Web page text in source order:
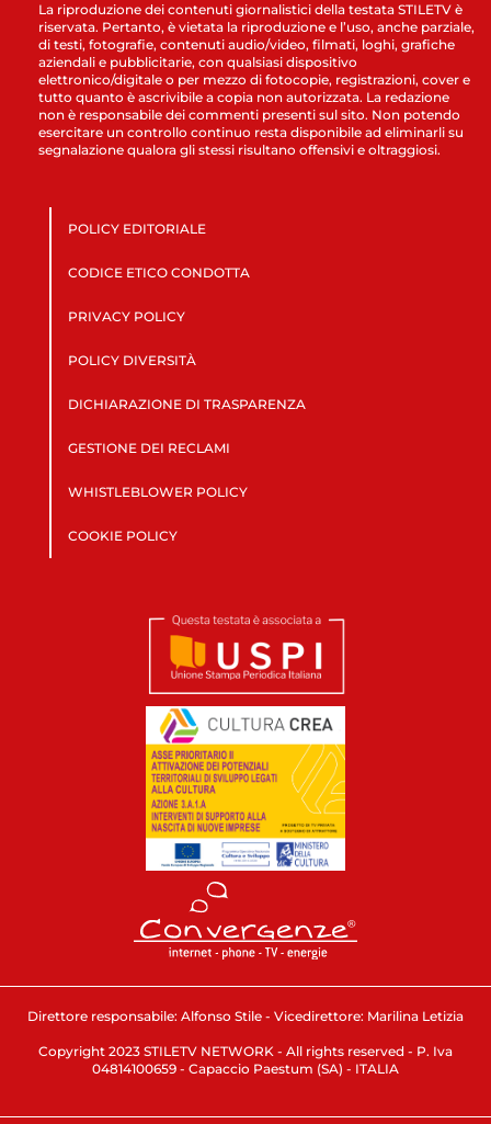
La riproduzione dei contenuti giornalistici della testata STILETV è
riservata. Pertanto, è vietata la riproduzione e l’uso, anche parziale,
di testi, fotografie, contenuti audio/video, filmati, loghi, grafiche
aziendali e pubblicitarie, con qualsiasi dispositivo
elettronico/digitale o per mezzo di fotocopie, registrazioni, cover e
tutto quanto è ascrivibile a copia non autorizzata. La redazione
non è responsabile dei commenti presenti sul sito. Non potendo
esercitare un controllo continuo resta disponibile ad eliminarli su
segnalazione qualora gli stessi risultano offensivi e oltraggiosi.
POLICY EDITORIALE
CODICE ETICO CONDOTTA
PRIVACY POLICY
POLICY DIVERSITÀ
DICHIARAZIONE DI TRASPARENZA
GESTIONE DEI RECLAMI
WHISTLEBLOWER POLICY
COOKIE POLICY
Direttore responsabile: Alfonso Stile - Vicedirettore: Marilina Letizia
Copyright 2023 STILETV NETWORK - All rights reserved - P. Iva
04814100659 - Capaccio Paestum (SA) - ITALIA